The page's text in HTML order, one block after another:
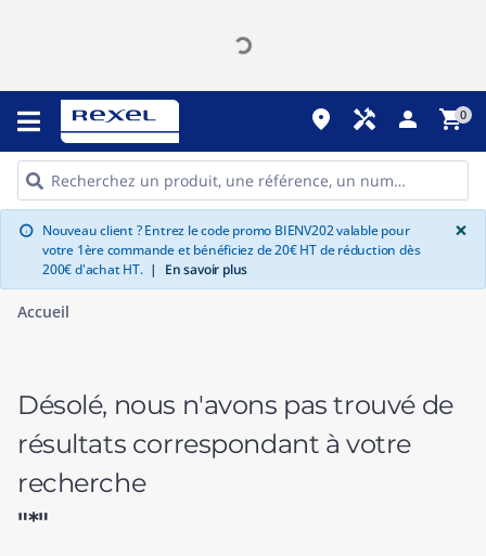
place handyman person shopping_cart0
info Nouveau client ? Entrez le code promo BIENV202 valable pour
votre 1ère commande et bénéficiez de 20€ HT de réduction dès
200€ d'achat HT. | En savoir plus
×
Accueil
Désolé, nous n'avons pas trouvé de
résultats correspondant à votre
recherche
"*"